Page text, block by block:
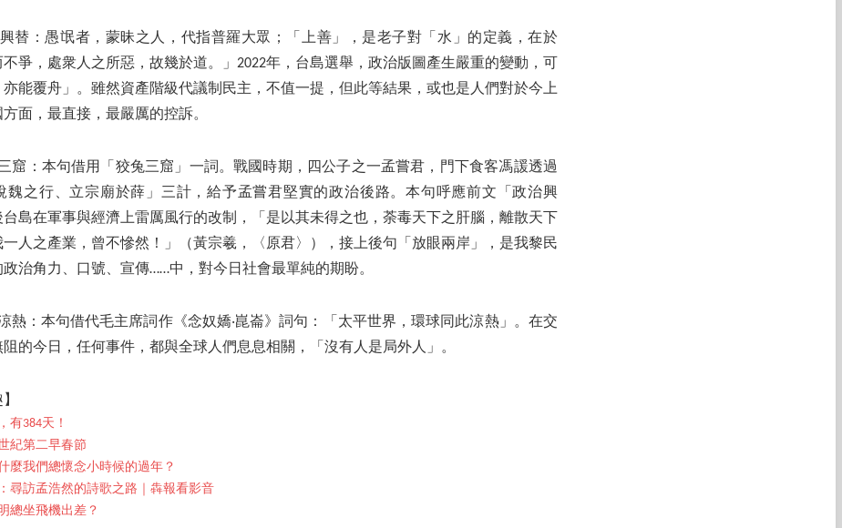
替：愚氓者，蒙昧之人，代指普羅大眾；「上善」，是老子對「水」的定義，在於
不爭，處衆人之所惡，故幾於道。」2022年，台島選舉，政治版圖產生嚴重的變動，可
能覆舟」。雖然資產階級代議制民主，不值一提，但此等結果，或也是人們對於今上
面，最直接，最嚴厲的控訴。
窟：本句借用「狡兔三窟」一詞。戰國時期，四公子之一孟嘗君，門下食客馮諼透過
魏之行、立宗廟於薛」三計，給予孟嘗君堅實的政治後路。本句呼應前文「政治興
島在軍事與經濟上雷厲風行的改制，「是以其未得之也，荼毒天下之肝腦，離散天下
人之產業，曾不慘然！」（黃宗羲，〈原君〉），接上後句「放眼兩岸」，是我黎民
治角力、口號、宣傳……中，對今日社會最單純的期盼。
熱：本句借代毛主席詞作《念奴嬌‧崑崙》詞句：「太平世界，環球同此涼熱」。在交
的今日，任何事件，都與全球人們息息相關，「沒有人是局外人」。
有384天！
紀第二早春節
麼我們總懷念小時候的過年？
尋訪孟浩然的詩歌之路｜犇報看影音
總坐飛機出差？